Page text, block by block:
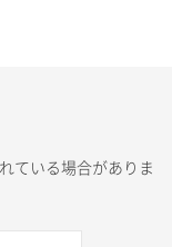
ている場合がありま